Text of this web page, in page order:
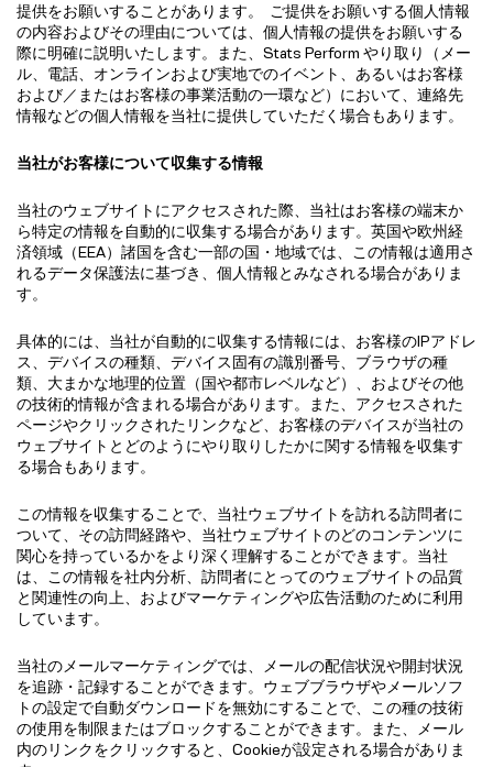
提供をお願いすることがあります。 ご提供をお願いする個人情報
の内容およびその理由については、個人情報の提供をお願いする
際に明確に説明いたします。また、Stats Perform やり取り（メー
ル、電話、オンラインおよび実地でのイベント、あるいはお客様
および／またはお客様の事業活動の一環など）において、連絡先
情報などの個人情報を当社に提供していただく場合もあります。
当社がお客様について収集する情報
当社のウェブサイトにアクセスされた際、当社はお客様の端末か
ら特定の情報を自動的に収集する場合があります。英国や欧州経
済領域（EEA）諸国を含む一部の国・地域では、この情報は適用さ
れるデータ保護法に基づき、個人情報とみなされる場合がありま
す。
具体的には、当社が自動的に収集する情報には、お客様のIPアドレ
ス、デバイスの種類、デバイス固有の識別番号、ブラウザの種
類、大まかな地理的位置（国や都市レベルなど）、およびその他
の技術的情報が含まれる場合があります。また、アクセスされた
ページやクリックされたリンクなど、お客様のデバイスが当社の
ウェブサイトとどのようにやり取りしたかに関する情報を収集す
る場合もあります。
この情報を収集することで、当社ウェブサイトを訪れる訪問者に
ついて、その訪問経路や、当社ウェブサイトのどのコンテンツに
関心を持っているかをより深く理解することができます。当社
は、この情報を社内分析、訪問者にとってのウェブサイトの品質
と関連性の向上、およびマーケティングや広告活動のために利用
しています。
当社のメールマーケティングでは、メールの配信状況や開封状況
を追跡・記録することができます。ウェブブラウザやメールソフ
トの設定で自動ダウンロードを無効にすることで、この種の技術
の使用を制限またはブロックすることができます。また、メール
内のリンクをクリックすると、Cookieが設定される場合がありま